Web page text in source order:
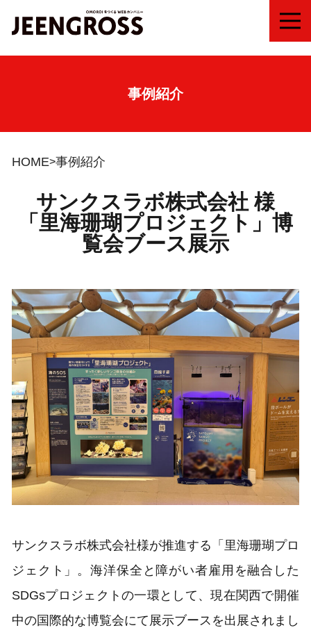
事例紹介
HOME 事例紹介
サンクスラボ株式会社 様
「里海珊瑚プロジェクト」博
覧会ブース展示
サンクスラボ株式会社様が推進する「里海珊瑚プロ
ジェクト」。海洋保全と障がい者雇用を融合した
SDGsプロジェクトの一環として、現在関西で開催
中の国際的な博覧会にて展示ブースを出展されまし